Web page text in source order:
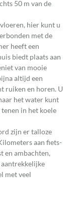
50 m van de
hier kunt u
met de
heeft een
biedt plaats aan
van mooie
altijd een
ruiken en horen. U
het water kunt
in het koele
zijn er talloze
aan fiets-
en ambachten,
met veel